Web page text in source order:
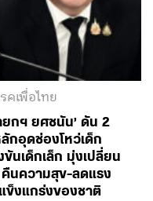
คเพื่อไทย
กฯ ยศชนัน’ ดัน 2
กอุดช่องโหว่เด็ก
นเด็กเล็ก มุ่งเปลี่ยน
คืนความสุข-ลดแรง
งแกร่งของชาติ